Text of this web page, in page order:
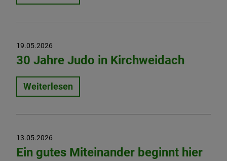
19.05.2026
30 Jahre Judo in Kirchweidach
Weiterlesen
13.05.2026
Ein gutes Miteinander beginnt hier